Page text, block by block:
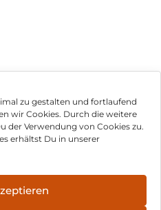
zu gestalten und fortlaufend
wir Cookies. Durch die weitere
der Verwendung von Cookies zu.
erhältst Du in unserer